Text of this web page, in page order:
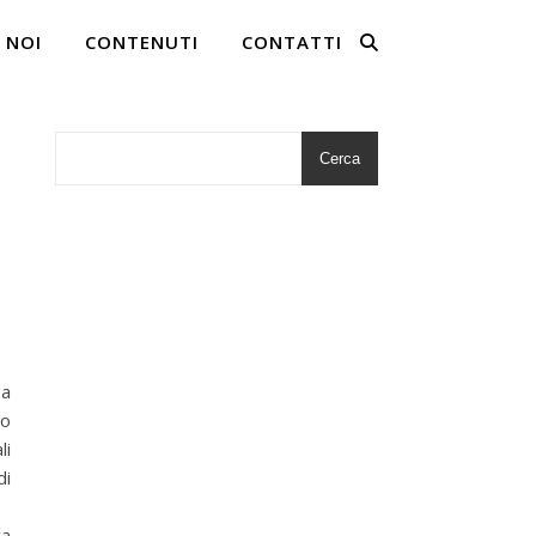
NOI CONTENUTI CONTATTI
Cerca